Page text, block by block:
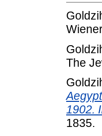
The
1902.
1835.